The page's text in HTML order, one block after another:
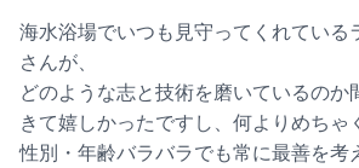
海水浴場でいつも見守ってくれている
さんが、
どのような志と技術を磨いているのか
きて嬉しかったですし、何よりめちゃ
性別・年齢バラバラでも常に最善を考